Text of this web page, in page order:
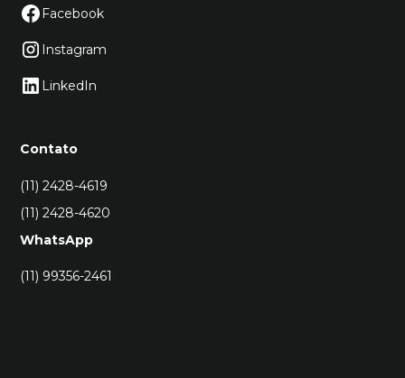
Facebook
Instagram
LinkedIn
Contato
(11) 2428-4619
(11) 2428-4620
WhatsApp
(11) 99356-2461